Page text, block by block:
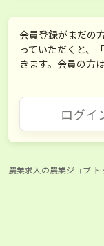
会員登録がまだの
っていただくと、
きます。会員の方
ログイ
農業求人の農業ジョブ ト